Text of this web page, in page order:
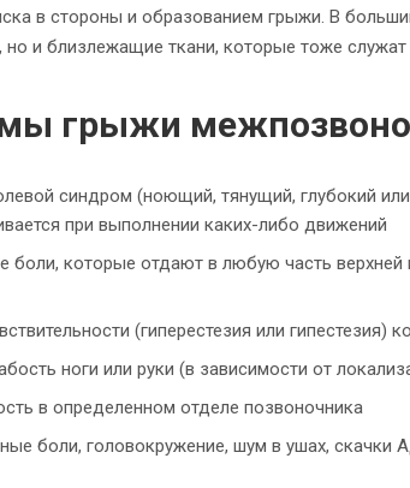
в стороны и образованием грыжи. В
но и близлежащие ткани, которые тоже
грыжи
синдром (ноющий, тянущий, глубокий
при выполнении каких-либо движений
боли, которые отдают в любую часть верхней
(гиперестезия или гипестезия)
ноги или руки (в зависимости от
в определенном отделе позвоночника
боли, головокружение, шум в ушах, скачки